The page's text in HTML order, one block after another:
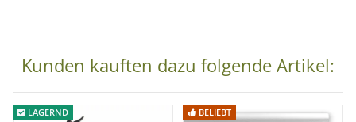
Kunden kauften dazu folgende Artikel:
LAGERND BELIEBT